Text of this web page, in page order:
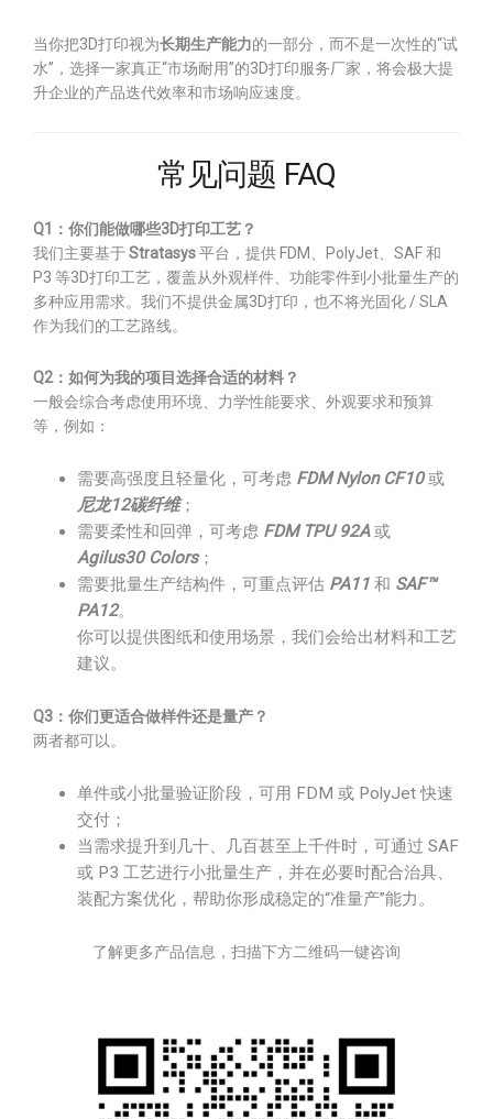
当你把3D打印视为长期生产能力的一部分，而不是一次性的“试
水”，选择一家真正“市场耐用”的3D打印服务厂家，将会极大提
升企业的产品迭代效率和市场响应速度。
常见问题 FAQ
Q1：你们能做哪些3D打印工艺？
我们主要基于Stratasys平台，提供 FDM、PolyJet、SAF 和
P3 等3D打印工艺，覆盖从外观样件、功能零件到小批量生产的
多种应用需求。我们不提供金属3D打印，也不将光固化 / SLA
作为我们的工艺路线。
Q2：如何为我的项目选择合适的材料？
一般会综合考虑使用环境、力学性能要求、外观要求和预算
等，例如：
需要高强度且轻量化，可考虑 FDM Nylon CF10或
尼龙12碳纤维；
需要柔性和回弹，可考虑 FDM TPU 92A或
Agilus30 Colors；
需要批量生产结构件，可重点评估 PA11 和 SAF™
PA12。
你可以提供图纸和使用场景，我们会给出材料和工艺
建议。
Q3：你们更适合做样件还是量产？
两者都可以。
单件或小批量验证阶段，可用 FDM 或 PolyJet 快速
交付；
当需求提升到几十、几百甚至上千件时，可通过 SAF
或 P3 工艺进行小批量生产，并在必要时配合治具、
装配方案优化，帮助你形成稳定的“准量产”能力。
了解更多产品信息，扫描下方二维码一键咨询